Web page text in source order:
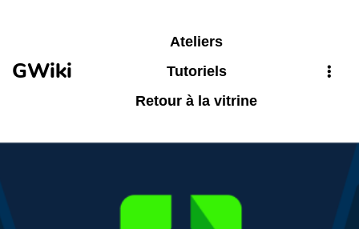
GWiki
Ateliers
Tutoriels
Retour à la vitrine